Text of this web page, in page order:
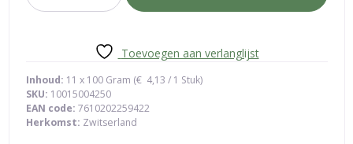
aantal
Toevoegen aan verlanglijst
Inhoud: 11 x 100 Gram (€ 4,13 / 1 Stuk)
SKU: 10015004250
EAN code: 7610202259422
Herkomst: Zwitserland